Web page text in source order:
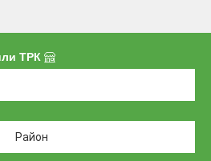
ТРК
Район